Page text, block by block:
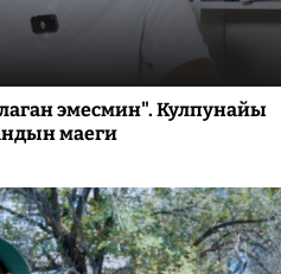
эмесмин". Кулпунайы
маеги